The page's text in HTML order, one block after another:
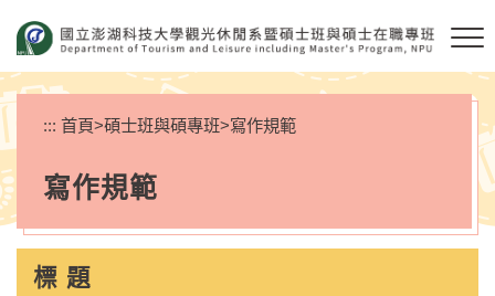
要
內
容
區
塊
::: 首頁>碩士班與碩專班>寫作規範
寫作規範
標 題